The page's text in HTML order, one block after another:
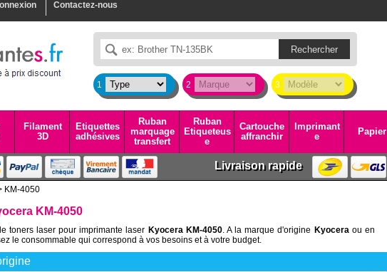
Contactez-nous
1 2 3
Filament
3D
Etiquettes
adhésives
Ruban
marquage
transfert
Ruban
Etiqueteus
e
Cartouche
affranchir
Imprimant
e
Papier
Livraison rapide
KM-4050
KM-4050
toners laser pour imprimante laser Kyocera KM-4050. A la marque d'origine Kyocera ou en
le consommable qui correspond à vos besoins et à votre budget.